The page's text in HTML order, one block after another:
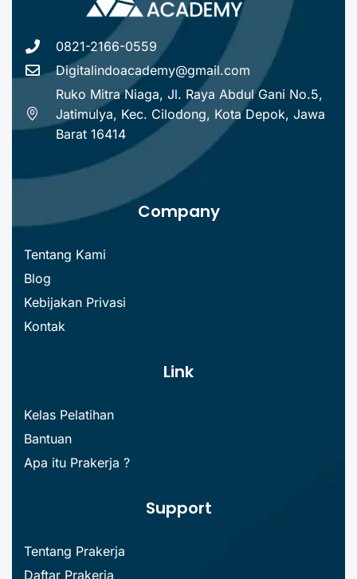
0821-2166-0559
Digitalindoacademy@gmail.com
Ruko Mitra Niaga, Jl. Raya Abdul Gani No.5,
Jatimulya, Kec. Cilodong, Kota Depok, Jawa
Barat 16414
Company
Tentang Kami
Blog
Kebijakan Privasi
Kontak
Link
Kelas Pelatihan
Bantuan
Apa itu Prakerja ?
Support
Tentang Prakerja
Daftar Prakerja